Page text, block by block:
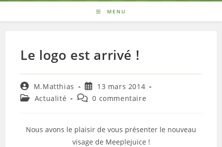
MENU
Le logo est arrivé !
Auteur/autrice
de
la
M.Matthias
Publication
publiée :
13 mars 2014
PostActualité
Commentaires
publication :
0 commentaire
Nous avons le plaisir de vous présenter le nouveau
visage de Meeplejuice !